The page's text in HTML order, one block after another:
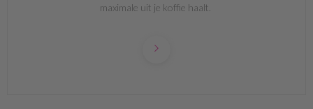
maximale uit je koffie haalt.